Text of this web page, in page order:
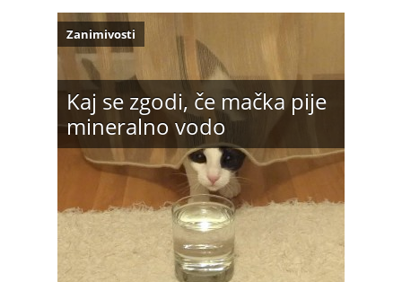
Kaj se zgodi, če mačka pije
mineralno vodo
Zanimivosti